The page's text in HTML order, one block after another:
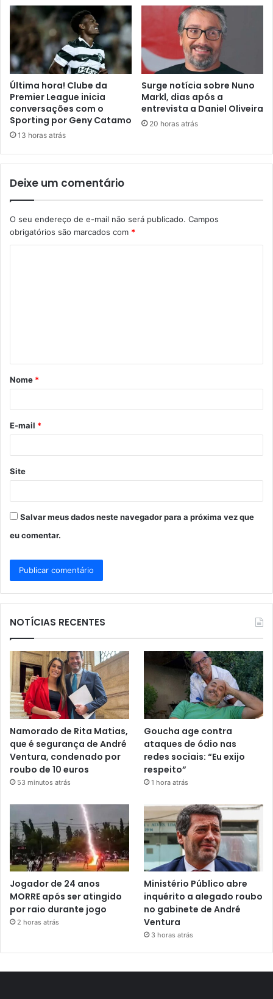
Última hora! Clube da
Premier League inicia
conversações com o
Sporting por Geny Catamo
13 horas atrás
Surge notícia sobre Nuno
Markl, dias após a
entrevista a Daniel Oliveira
20 horas atrás
Deixe um comentário
O seu endereço de e-mail não será publicado. Campos
obrigatórios são marcados com *
á
r
*
Nome *
E-mail *
Site
Salvar meus dados neste navegador para a próxima vez que
eu comentar.
NOTÍCIAS RECENTES
Namorado de Rita Matias,
que é segurança de André
Ventura, condenado por
roubo de 10 euros
53 minutos atrás
Goucha age contra
ataques de ódio nas
redes sociais: “Eu exijo
respeito”
1 hora atrás
Jogador de 24 anos
MORRE após ser atingido
por raio durante jogo
2 horas atrás
Ministério Público abre
inquérito a alegado roubo
no gabinete de André
Ventura
3 horas atrás